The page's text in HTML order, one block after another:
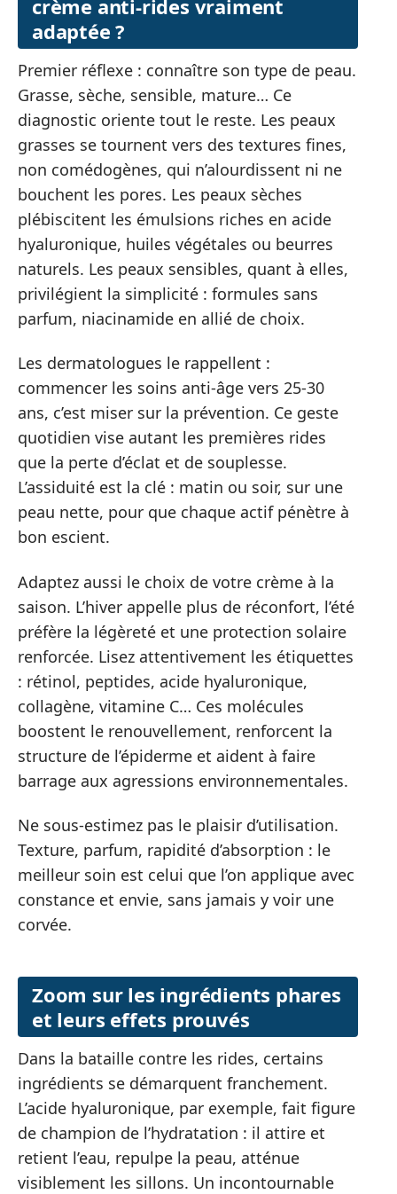
crème anti-rides vraiment
adaptée ?
Premier réflexe : connaître son type de peau.
Grasse, sèche, sensible, mature… Ce
diagnostic oriente tout le reste. Les peaux
grasses se tournent vers des textures fines,
non comédogènes, qui n’alourdissent ni ne
bouchent les pores. Les peaux sèches
plébiscitent les émulsions riches en acide
hyaluronique, huiles végétales ou beurres
naturels. Les peaux sensibles, quant à elles,
privilégient la simplicité : formules sans
parfum, niacinamide en allié de choix.
Les dermatologues le rappellent :
commencer les soins anti-âge vers 25-30
ans, c’est miser sur la prévention. Ce geste
quotidien vise autant les premières rides
que la perte d’éclat et de souplesse.
L’assiduité est la clé : matin ou soir, sur une
peau nette, pour que chaque actif pénètre à
bon escient.
Adaptez aussi le choix de votre crème à la
saison. L’hiver appelle plus de réconfort, l’été
préfère la légèreté et une protection solaire
renforcée. Lisez attentivement les étiquettes
: rétinol, peptides, acide hyaluronique,
collagène, vitamine C… Ces molécules
boostent le renouvellement, renforcent la
structure de l’épiderme et aident à faire
barrage aux agressions environnementales.
Ne sous-estimez pas le plaisir d’utilisation.
Texture, parfum, rapidité d’absorption : le
meilleur soin est celui que l’on applique avec
constance et envie, sans jamais y voir une
corvée.
Zoom sur les ingrédients phares
et leurs effets prouvés
Dans la bataille contre les rides, certains
ingrédients se démarquent franchement.
L’acide hyaluronique, par exemple, fait figure
de champion de l’hydratation : il attire et
retient l’eau, repulpe la peau, atténue
visiblement les sillons. Un incontournable